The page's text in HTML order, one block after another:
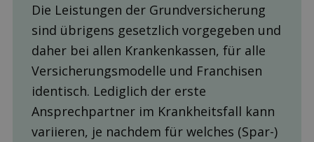
Die Leistungen der Grundversicherung
sind übrigens gesetzlich vorgegeben und
daher bei allen Krankenkassen, für alle
Versicherungsmodelle und Franchisen
identisch. Lediglich der erste
Ansprechpartner im Krankheitsfall kann
variieren, je nachdem für welches (Spar-)